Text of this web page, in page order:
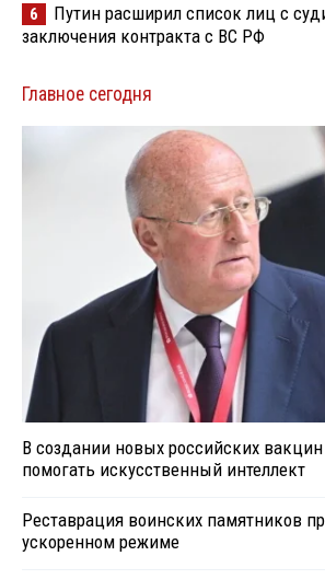
6
Путин расширил список лиц с
заключения контракта с ВС РФ
Главное сегодня
В создании новых российских вакцин
помогать искусственный интеллект
Реставрация воинских памятников
ускоренном режиме